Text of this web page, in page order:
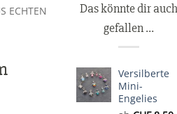
ECHTEN
Das könnte dir auch
gefallen …
Versilberte
Mini-
Engelies